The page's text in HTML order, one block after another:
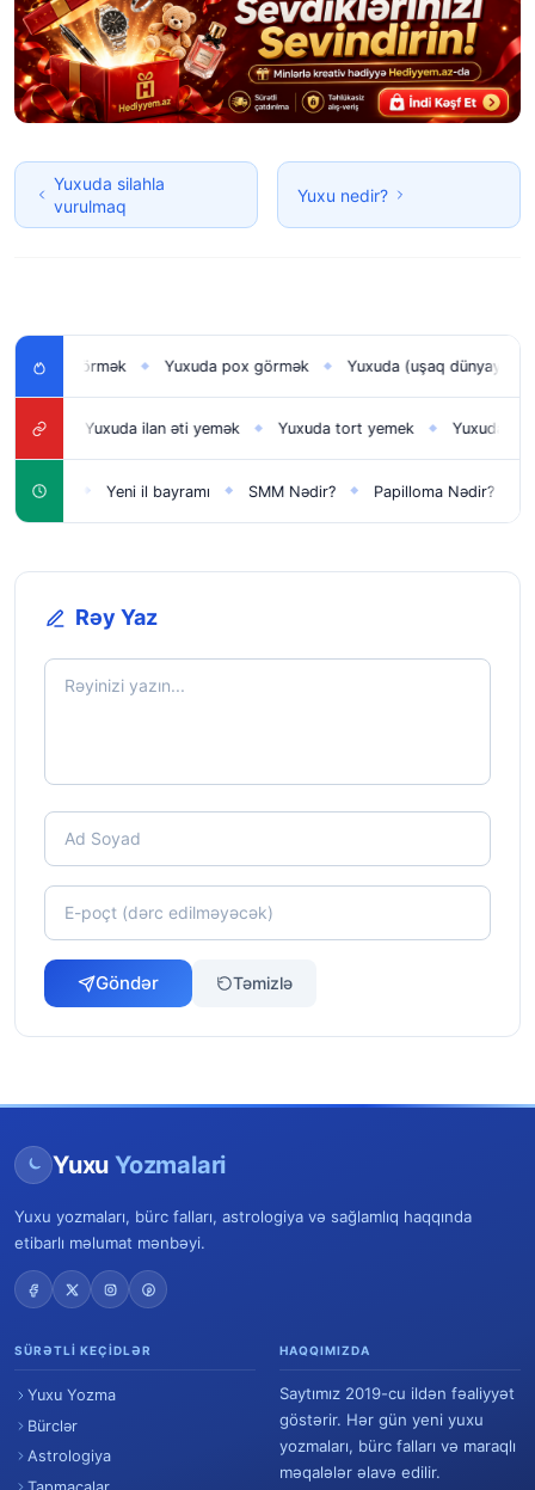
Yuxuda silahla
vurulmaq
Yuxu nedir?
görmək ◆ Yuxuda pox görmək ◆ Yuxuda (uşaq dünyaya
◆ Yuxuda ilan əti yemək ◆ Yuxuda tort yemek ◆ Yuxuda fındıq
üçün Yeni il bayramı ◆ SMM Nədir? ◆ Papilloma Nədir? ◆
Rəy Yaz
Göndər Təmizlə
Yuxu Yozmalari
Yuxu yozmaları, bürc falları, astrologiya və sağlamlıq haqqında
etibarlı məlumat mənbəyi.
SÜRƏTLI KEÇIDLƏR
Yuxu Yozma
Bürclər
Astrologiya
HAQQIMIZDA
Saytımız 2019-cu ildən fəaliyyət
göstərir. Hər gün yeni yuxu
yozmaları, bürc falları və maraqlı
məqalələr əlavə edilir.